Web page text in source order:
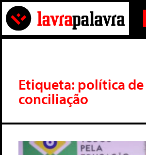
Etiqueta: política de
conciliação